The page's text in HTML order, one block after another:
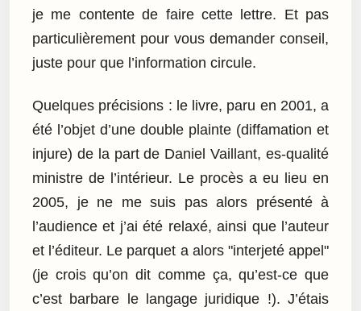
je me contente de faire cette lettre. Et pas
particulièrement pour vous demander conseil,
juste pour que l’information circule.
Quelques précisions : le livre, paru en 2001, a
été l’objet d’une double plainte (diffamation et
injure) de la part de Daniel Vaillant, es-qualité
ministre de l’intérieur. Le procès a eu lieu en
2005, je ne me suis pas alors présenté à
l’audience et j’ai été relaxé, ainsi que l’auteur
et l’éditeur. Le parquet a alors "interjeté appel"
(je crois qu’on dit comme ça, qu’est-ce que
c’est barbare le langage juridique !). J’étais